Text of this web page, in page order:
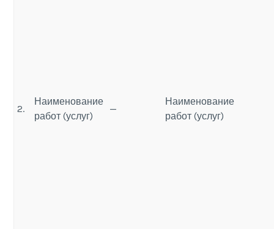
2.
Наименование
работ (услуг)
—
Наименование
работ (услуг)